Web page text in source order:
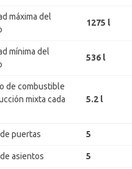
máxima del
1275 l
mínima del
536 l
de combustible
mixta cada
5.2 l
puertas 5
asientos 5